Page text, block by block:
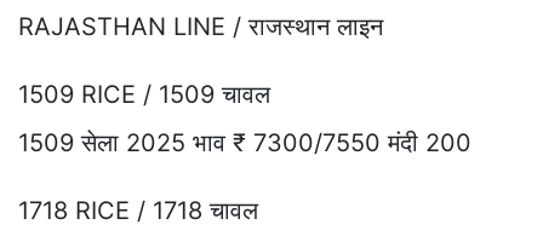
RAJASTHAN LINE / राजस्थान लाइन
1509 RICE / 1509 चावल
1509 सेला 2025 भाव ₹ 7300/7550 मंदी 200
1718 RICE / 1718 चावल